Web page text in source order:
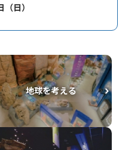
日）
地球を考える